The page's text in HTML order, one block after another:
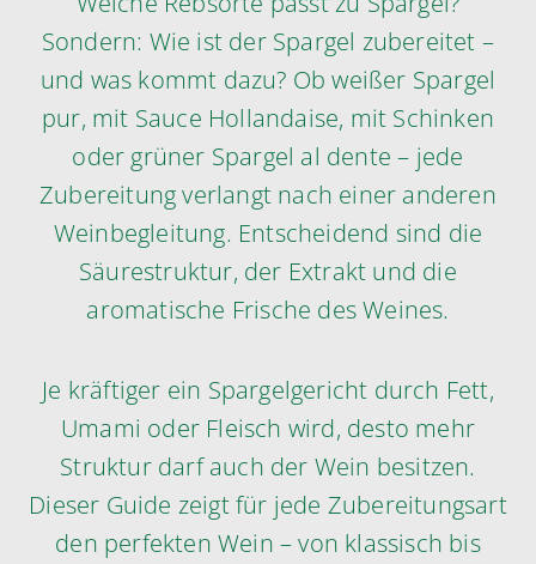
Sondern: Wie ist der Spargel zubereitet –
und was kommt dazu? Ob weißer Spargel
pur, mit Sauce Hollandaise, mit Schinken
oder grüner Spargel al dente – jede
Zubereitung verlangt nach einer anderen
Weinbegleitung. Entscheidend sind die
Säurestruktur, der Extrakt und die
aromatische Frische des Weines.
Je kräftiger ein Spargelgericht durch Fett,
Umami oder Fleisch wird, desto mehr
Struktur darf auch der Wein besitzen.
Dieser Guide zeigt für jede Zubereitungsart
den perfekten Wein – von klassisch bis